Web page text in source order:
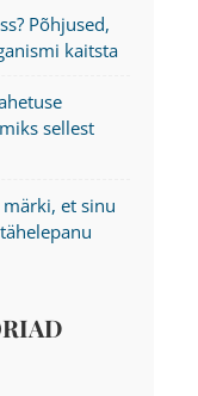
Põhjused,
kaitsta
sellest
et sinu